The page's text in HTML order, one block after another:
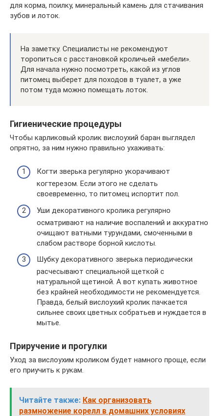
для корма, поилку, минеральный камень для стачивания
зубов и лоток.
На заметку. Специалисты не рекомендуют
торопиться с расстановкой кроличьей «мебели».
Для начала нужно посмотреть, какой из углов
питомец выберет для походов в туалет, а уже
потом туда можно помещать лоток.
Гигиенические процедуры
Чтобы карликовый кролик вислоухий баран выглядел
опрятно, за ним нужно правильно ухаживать:
Когти зверька регулярно укорачивают
когтерезом. Если этого не сделать
своевременно, то питомец испортит пол.
Уши декоративного кролика регулярно
осматривают на наличие воспалений и аккуратно
очищают ватными турундами, смоченными в
слабом растворе борной кислоты.
Шубку декоративного зверька периодически
расчесывают специальной щеткой с
натуральной щетиной. А вот купать животное
без крайней необходимости не рекомендуется.
Правда, белый вислоухий кролик пачкается
сильнее своих цветных собратьев и нуждается в
мытье.
Приручение и прогулки
Уход за вислоухим кроликом будет намного проще, если
его приучить к рукам.
Читайте также: Как организовать
размножение корелл в домашних условиях